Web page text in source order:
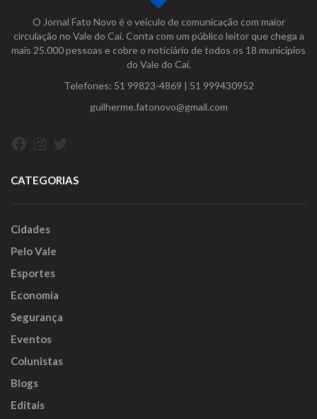
O Jornal Fato Novo é o veículo de comunicação com maior
circulação no Vale do Caí. Conta com um público leitor que chega a
mais 25.000 pessoas e cobre o noticiário de todos os 18 municípios
do Vale do Caí.
Telefones: 51 99823-4869 | 51 999430952
guilherme.fatonovo@gmail.com
CATEGORIAS
Cidades
Pelo Vale
Esportes
Economia
Segurança
Eventos
Colunistas
Blogs
Editais